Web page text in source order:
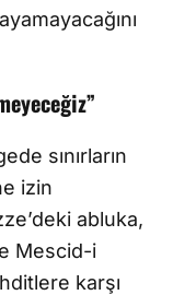
sınırların
izin
abluka,
Mescid-i
karşı